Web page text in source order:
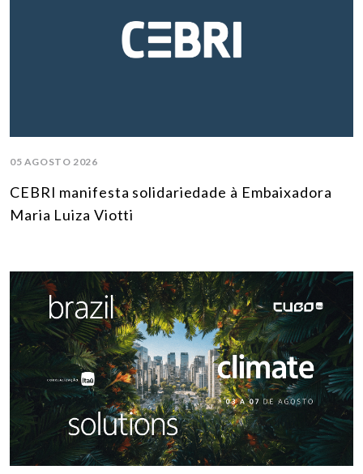
05 AGOSTO 2026
CEBRI manifesta solidariedade à Embaixadora
Maria Luiza Viotti